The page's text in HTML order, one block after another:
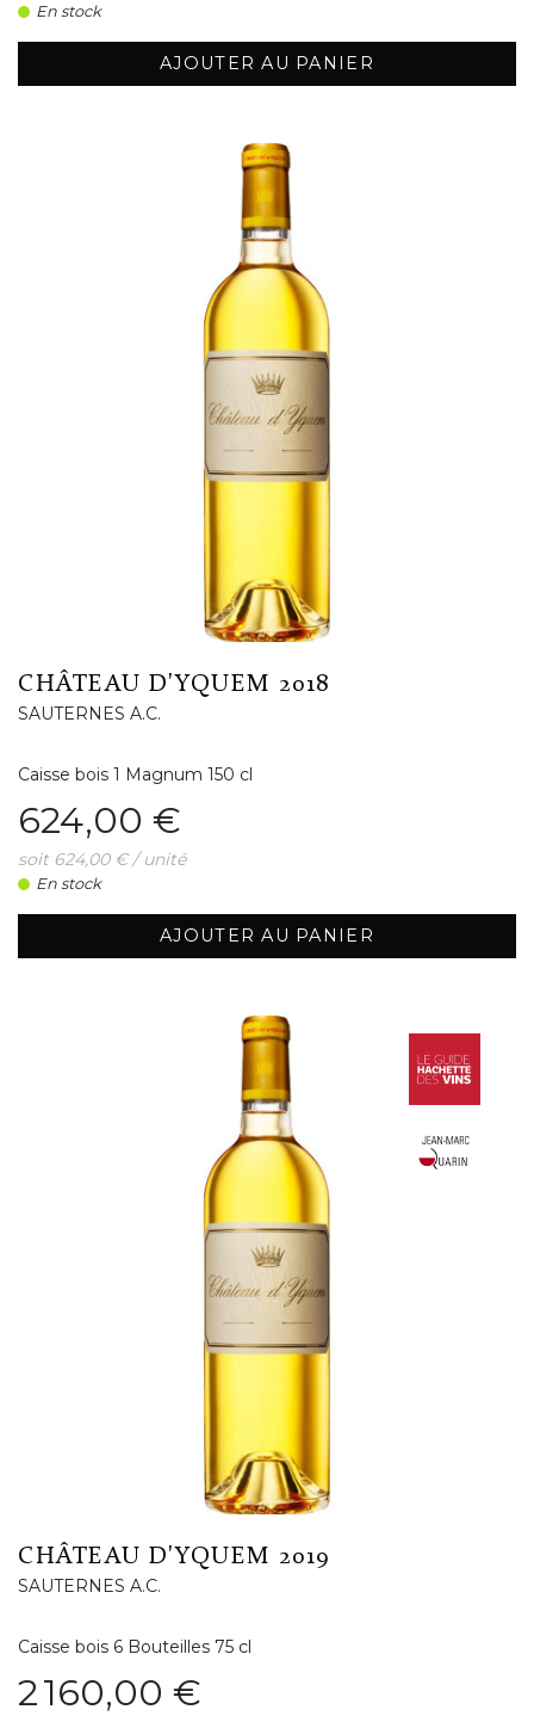
En stock
AJOUTER AU PANIER
CHÂTEAU D'YQUEM 2018
SAUTERNES A.C.
Caisse bois 1 Magnum 150 cl
Prix
624,00 €
soit 624,00 € / unité
En stock
AJOUTER AU PANIER
CHÂTEAU D'YQUEM 2019
SAUTERNES A.C.
Caisse bois 6 Bouteilles 75 cl
Prix
2 160,00 €